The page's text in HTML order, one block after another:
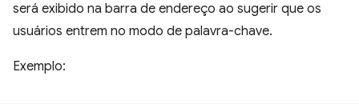
será exibido na barra de endereço ao sugerir que os
usuários entrem no modo de palavra-chave.
Exemplo: